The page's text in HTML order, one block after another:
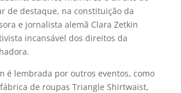
de destaque, na constituição da
e jornalista alemã Clara Zetkin
incansável dos direitos da
é lembrada por outros eventos, como
de roupas Triangle Shirtwaist,